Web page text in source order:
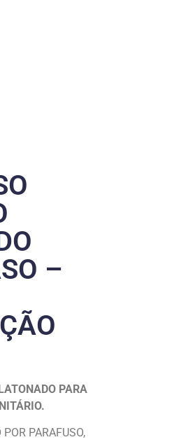
–
PARA
PARAFUSO,